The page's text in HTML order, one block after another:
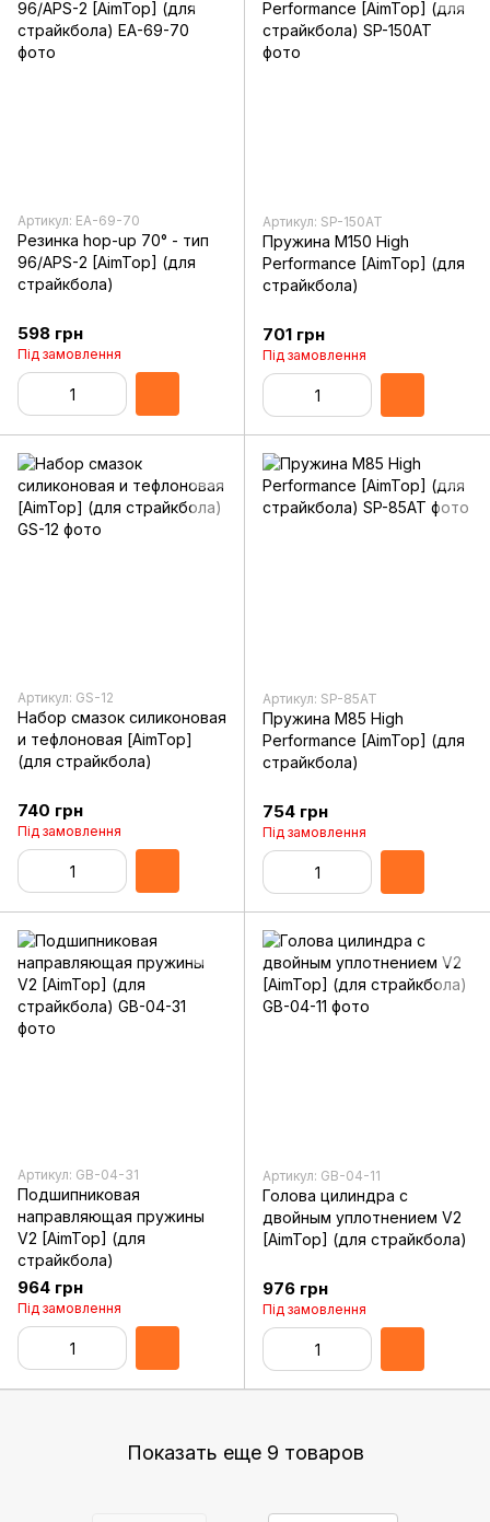
Артикул: EA-69-70
Резинка hop-up 70° - тип
96/APS-2 [AimTop] (для
страйкбола)
598 грн
Під замовлення
Артикул: SP-150AT
Пружина M150 High
Performance [AimTop] (для
страйкбола)
701 грн
Під замовлення
Артикул: GS-12
Набор смазок силиконовая
и тефлоновая [AimTop]
(для страйкбола)
740 грн
Під замовлення
Артикул: SP-85AT
Пружина M85 High
Performance [AimTop] (для
страйкбола)
754 грн
Під замовлення
Артикул: GB-04-31
Подшипниковая
направляющая пружины
V2 [AimTop] (для
страйкбола)
964 грн
Під замовлення
Артикул: GB-04-11
Голова цилиндра с
двойным уплотнением V2
[AimTop] (для страйкбола)
976 грн
Під замовлення
Показать еще 9 товаров